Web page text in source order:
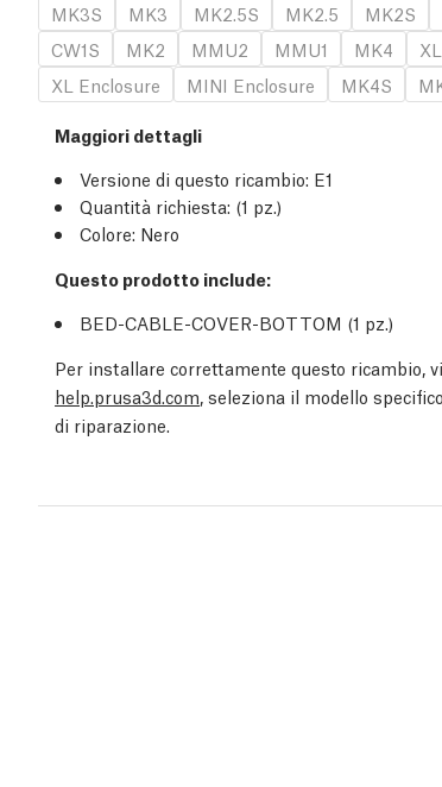
MK3S
MK3 MK2.5S MK2.5 MK2S
CW1S
MK2 MMU2 MMU1 MK4 XL
XL Enclosure
MINI Enclosure MK4S
Maggiori dettagli
Versione di questo ricambio: E1
Quantità richiesta: (1 pz.)
Colore: Nero
Questo prodotto include:
BED-CABLE-COVER-BOTTOM (1 pz.)
Per installare correttamente questo ricambio,
help.prusa3d.com, seleziona il modello
di riparazione.